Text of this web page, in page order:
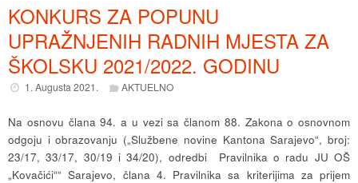
KONKURS ZA POPUNU
UPRAŽNJENIH RADNIH MJESTA ZA
ŠKOLSKU 2021/2022. GODINU
1. Augusta 2021. AKTUELNO
Na osnovu člana 94. a u vezi sa članom 88. Zakona o osnovnom
odgoju i obrazovanju („Službene novine Kantona Sarajevo“, broj:
23/17, 33/17, 30/19 i 34/20), odredbi Pravilnika o radu JU OŠ
„Kovačići““ Sarajevo, člana 4. Pravilnika sa kriterijima za prijem